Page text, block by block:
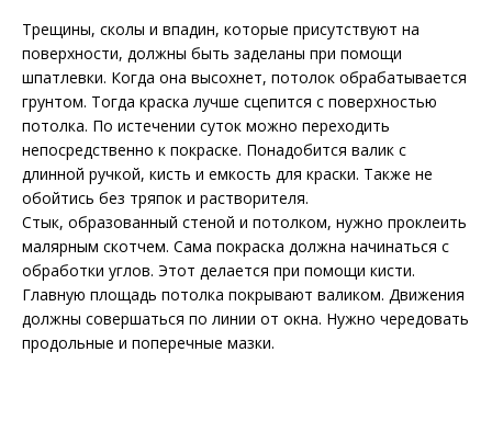
Трещины, сколы и впадин, которые присутствуют на
поверхности, должны быть заделаны при помощи
шпатлевки. Когда она высохнет, потолок обрабатывается
грунтом. Тогда краска лучше сцепится с поверхностью
потолка. По истечении суток можно переходить
непосредственно к покраске. Понадобится валик с
длинной ручкой, кисть и емкость для краски. Также не
обойтись без тряпок и растворителя.
Стык, образованный стеной и потолком, нужно проклеить
малярным скотчем. Сама покраска должна начинаться с
обработки углов. Этот делается при помощи кисти.
Главную площадь потолка покрывают валиком. Движения
должны совершаться по линии от окна. Нужно чередовать
продольные и поперечные мазки.